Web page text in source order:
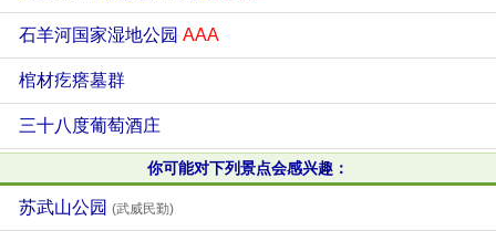
石羊河国家湿地公园 AAA
棺材疙瘩墓群
三十八度葡萄酒庄
你可能对下列景点会感兴趣：
苏武山公园 (武威民勤)